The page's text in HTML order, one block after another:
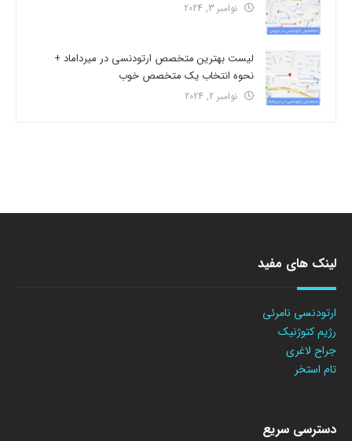
نوامبر 3, 2024
لیست بهترین متخصص ارتودنسی در میرداماد +
نحوه انتخاب یک متخصص خوب
نوامبر 2, 2024
لینک های مفید
ارتودنسی نامرئی
رژیم کتوژنیک
جراح لاغری
تام استخر
دسترسی سریع